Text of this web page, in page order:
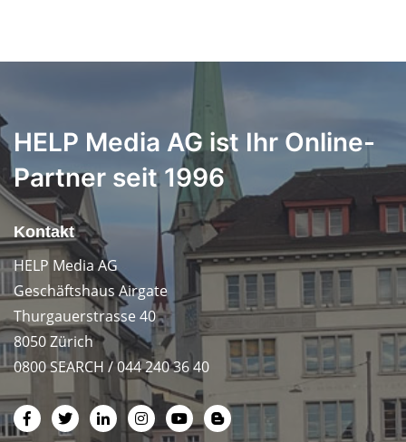
HELP Media AG ist Ihr Online-
Partner seit 1996
Kontakt
HELP Media AG
Geschäftshaus Airgate
Thurgauerstrasse 40
8050 Zürich
0800 SEARCH / 044 240 36 40